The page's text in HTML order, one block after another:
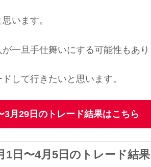
います。
一旦手仕舞いにする可能性もあり
して行きたいと思います。
3月29日のトレード結果はこちら
日〜4月5日のトレード結